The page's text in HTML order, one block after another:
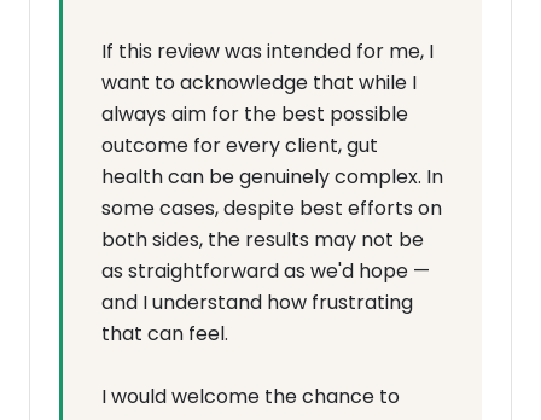
If this review was intended for me, I
want to acknowledge that while I
always aim for the best possible
outcome for every client, gut
health can be genuinely complex. In
some cases, despite best efforts on
both sides, the results may not be
as straightforward as we'd hope —
and I understand how frustrating
that can feel.
I would welcome the chance to